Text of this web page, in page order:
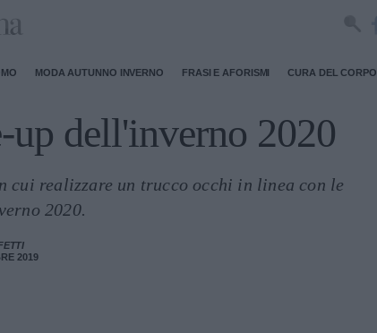
MODA AUTUNNO INVERNO FRASI E AFORISMI CURA DEL CORPO
dell'inverno 2020
realizzare un trucco occhi in linea con le
2020.
2019